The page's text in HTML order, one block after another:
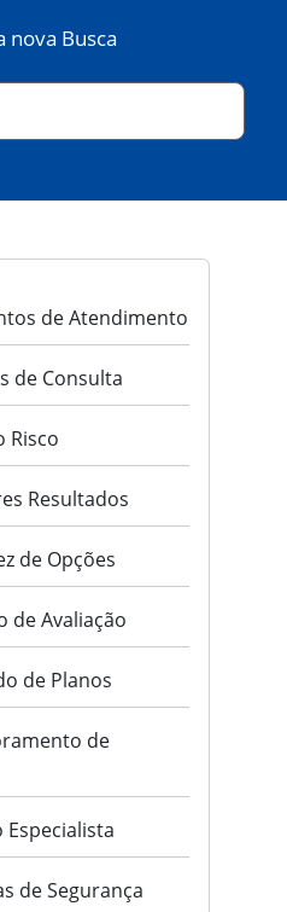
nova Busca
de Atendimento
de Consulta
Risco
Resultados
de Opções
de Avaliação
de Planos
de
Especialista
de Segurança